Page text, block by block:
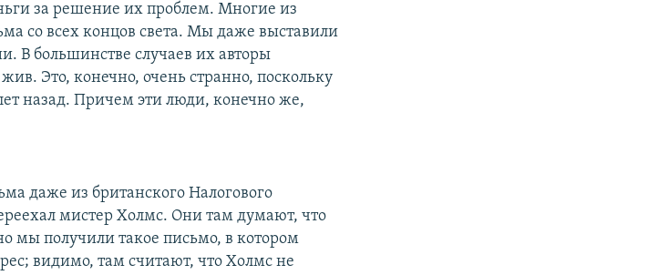
за решение их проблем. Многие из
со всех концов света. Мы даже выставили
В большинстве случаев их авторы
Это, конечно, очень странно, поскольку
назад. Причем эти люди, конечно же,
даже из британского Налогового
мистер Холмс. Они там думают, что
мы получили такое письмо, в котором
видимо, там считают, что Холмс не